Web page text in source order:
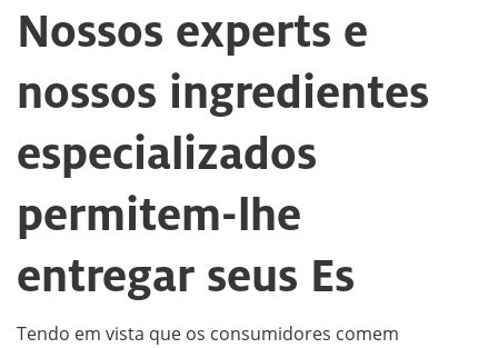
Nossos experts e
nossos ingredientes
especializados
permitem-lhe
entregar seus Es
Tendo em vista que os consumidores comem